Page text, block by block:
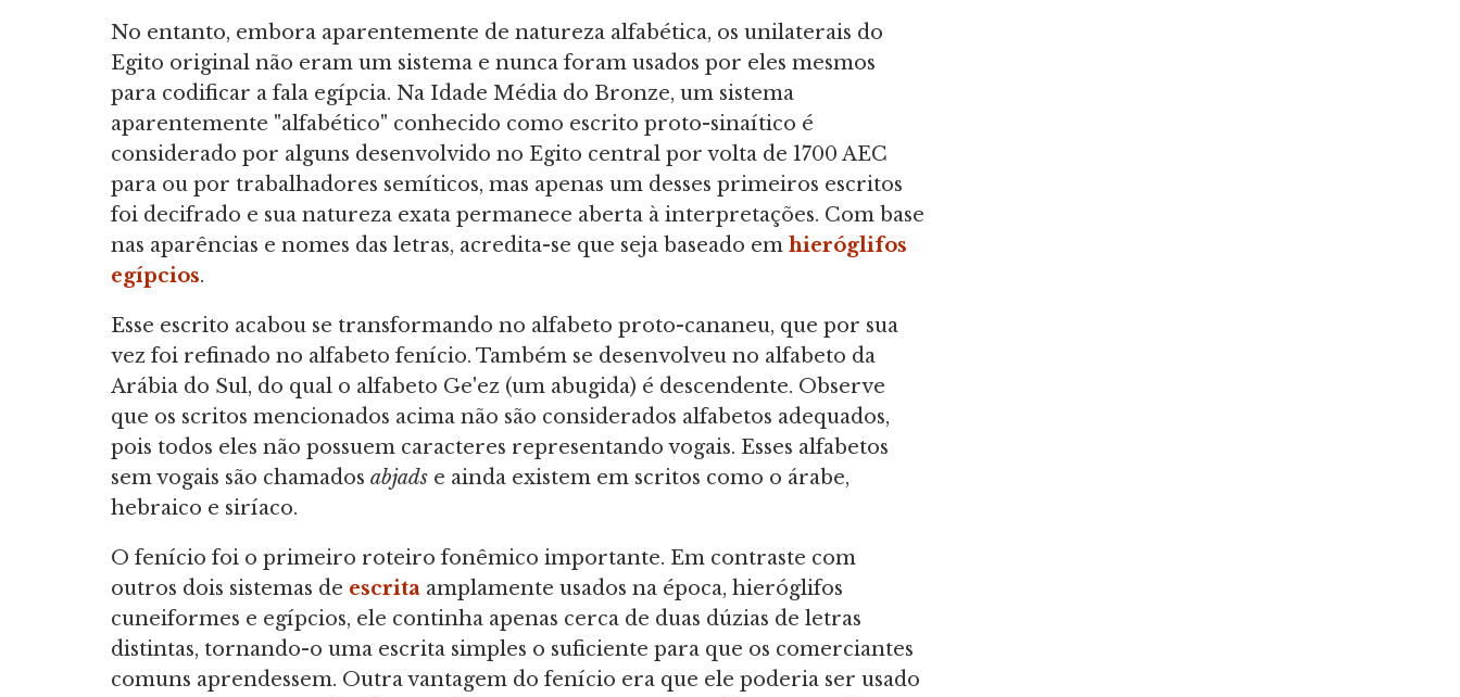
No entanto, embora aparentemente de natureza alfabética, os unilaterais do
Egito original não eram um sistema e nunca foram usados por eles mesmos
para codificar a fala egípcia. Na Idade Média do Bronze, um sistema
aparentemente "alfabético" conhecido como escrito proto-sinaítico é
considerado por alguns desenvolvido no Egito central por volta de 1700 AEC
para ou por trabalhadores semíticos, mas apenas um desses primeiros escritos
foi decifrado e sua natureza exata permanece aberta à interpretações. Com base
nas aparências e nomes das letras, acredita-se que seja baseado em hieróglifos
egípcios.
Esse escrito acabou se transformando no alfabeto proto-cananeu, que por sua
vez foi refinado no alfabeto fenício. Também se desenvolveu no alfabeto da
Arábia do Sul, do qual o alfabeto Ge'ez (um abugida) é descendente. Observe
que os scritos mencionados acima não são considerados alfabetos adequados,
pois todos eles não possuem caracteres representando vogais. Esses alfabetos
sem vogais são chamados abjads e ainda existem em scritos como o árabe,
hebraico e siríaco.
O fenício foi o primeiro roteiro fonêmico importante. Em contraste com
outros dois sistemas de escrita amplamente usados na época, hieróglifos
cuneiformes e egípcios, ele continha apenas cerca de duas dúzias de letras
distintas, tornando-o uma escrita simples o suficiente para que os comerciantes
comuns aprendessem. Outra vantagem do fenício era que ele poderia ser usado